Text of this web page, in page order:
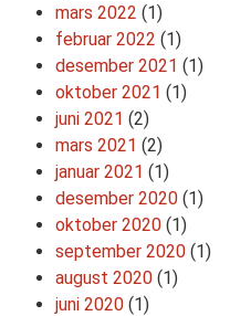
mars 2022 (1)
februar 2022 (1)
desember 2021 (1)
oktober 2021 (1)
juni 2021 (2)
mars 2021 (2)
januar 2021 (1)
desember 2020 (1)
oktober 2020 (1)
september 2020 (1)
august 2020 (1)
juni 2020 (1)